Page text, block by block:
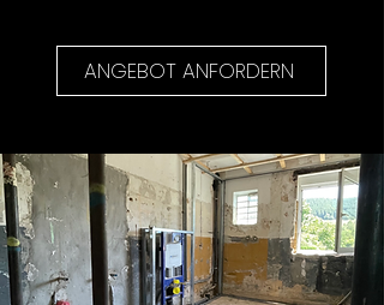
ANGEBOT ANFORDERN